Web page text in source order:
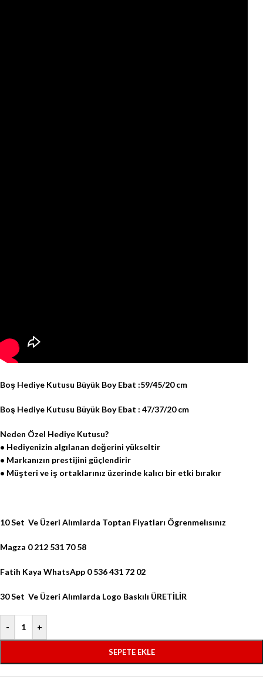
Boş Hediye Kutusu Büyük Boy Ebat :59/45/20 cm
Boş Hediye Kutusu Büyük Boy Ebat : 47/37/20 cm
Neden Özel Hediye Kutusu?
• Hediyenizin algılanan değerini yükseltir
• Markanızın prestijini güçlendirir
• Müşteri ve iş ortaklarınız üzerinde kalıcı bir etki bırakır
10 Set Ve Üzeri Alımlarda Toptan Fiyatları Ögrenmelısınız
Magza 0 212 531 70 58
Fatih Kaya WhatsApp 0 536 431 72 02
30 Set Ve Üzeri Alımlarda Logo Baskılı ÜRETİLİR
- +
SEPETE EKLE